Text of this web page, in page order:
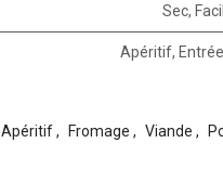
Sec,
Apéritif,
Apéritif, Fromage , Viande ,